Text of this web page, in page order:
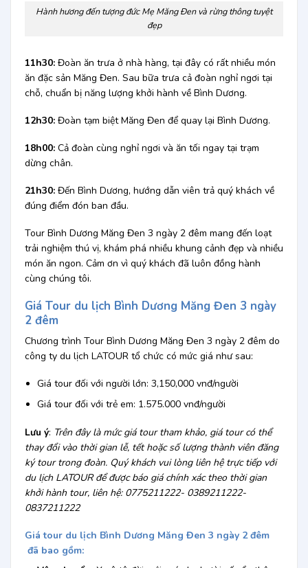
Hành hương đến tượng đức Mẹ Măng Đen và rừng thông tuyệt
đẹp
11h30: Đoàn ăn trưa ở nhà hàng, tại đây có rất nhiều món
ăn đặc sản Măng Đen. Sau bữa trưa cả đoàn nghỉ ngơi tại
chỗ, chuẩn bị năng lượng khởi hành về Bình Dương.
12h30: Đoàn tạm biệt Măng Đen để quay lại Bình Dương.
18h00: Cả đoàn cùng nghỉ ngơi và ăn tối ngay tại trạm
dừng chân.
21h30: Đến Bình Dương, hướng dẫn viên trả quý khách về
đúng điểm đón ban đầu.
Tour Bình Dương Măng Đen 3 ngày 2 đêm mang đến loạt
trải nghiệm thú vị, khám phá nhiều khung cảnh đẹp và nhiều
món ăn ngon. Cảm ơn vì quý khách đã luôn đồng hành
cùng chúng tôi.
Giá Tour du lịch Bình Dương Măng Đen 3 ngày
2 đêm
Chương trình Tour Bình Dương Măng Đen 3 ngày 2 đêm do
công ty du lịch LATOUR tổ chức có mức giá như sau:
Giá tour đối với người lớn: 3,150,000 vnđ/người
Giá tour đối với trẻ em: 1.575.000 vnđ/người
Lưu ý: Trên đây là mức giá tour tham khảo, giá tour có thể
thay đổi vào thời gian lễ, tết hoặc số lượng thành viên đăng
ký tour trong đoàn. Quý khách vui lòng liên hệ trực tiếp với
du lịch LATOUR để được báo giá chính xác theo thời gian
khởi hành tour, liên hệ: 0775211222- 0389211222-
0837211222
Giá tour du lịch Bình Dương Măng Đen 3 ngày 2 đêm
đã bao gồm: